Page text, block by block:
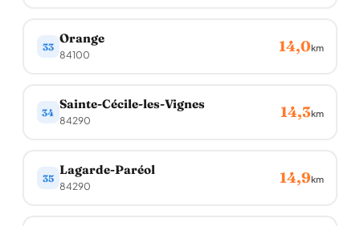
33
Orange
84100 14,0km
34
Sainte-Cécile-les-Vignes
84290 14,3km
35
Lagarde-Paréol
84290 14,9km